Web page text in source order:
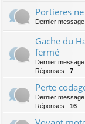
Portieres
Dernier
Gache du
fermé
Dernier
Réponses : 7
Perte
Dernier
Réponses : 16